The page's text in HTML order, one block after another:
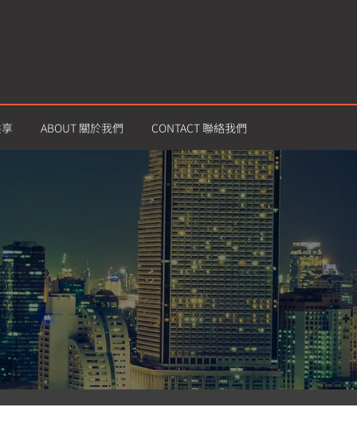
ABOUT 關於我們 CONTACT 聯絡我們